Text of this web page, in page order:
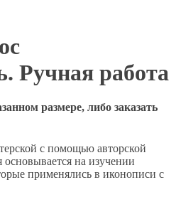
Ручная работа
размере, либо заказать
с помощью авторской
на изучении
применялись в иконописи с